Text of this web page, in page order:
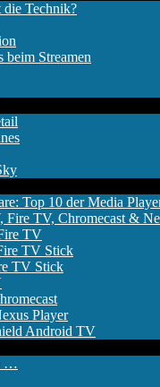
Technik?
beim Streamen
Top 10 der Media
Fire TV, Chromecast &
TV
TV Stick
TV Stick
Player
Android TV
…